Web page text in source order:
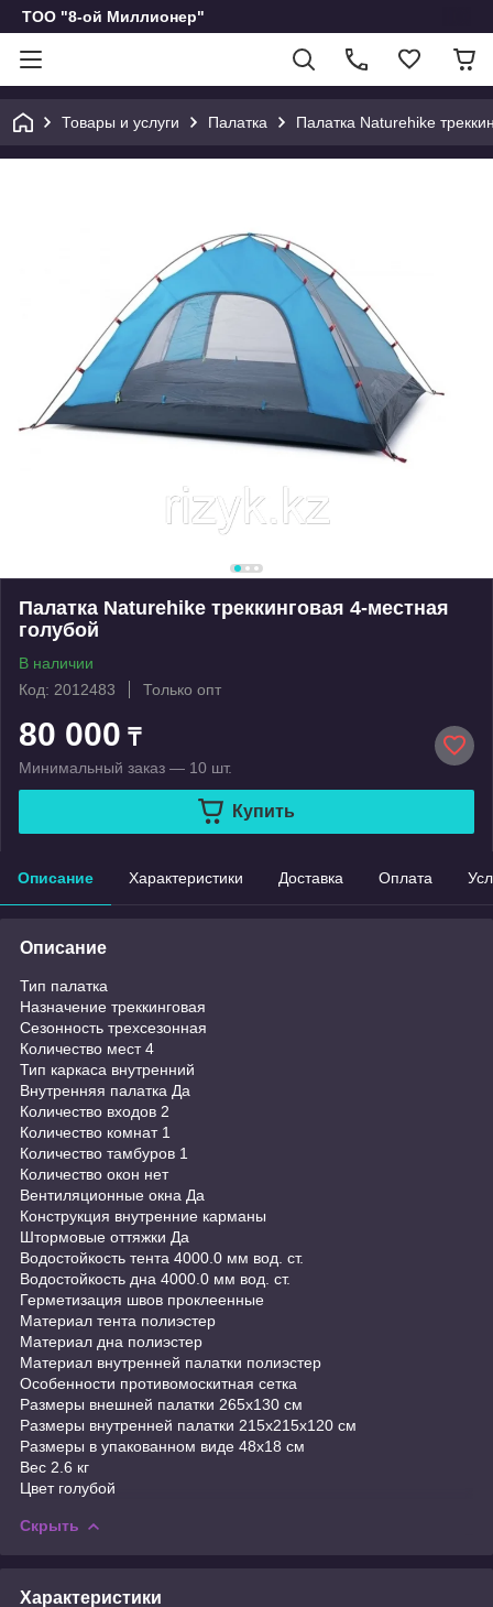
ТОО "8-ой Миллионер"
Товары и услуги Палатка Палатка Naturehike
Палатка Naturehike треккинговая 4-местная
голубой
В наличии
Код: 2012483
Только опт
80 000 ₸
Минимальный заказ — 10 шт.
Купить
Описание Характеристики Доставка Оплата
Описание
Тип палатка
Назначение треккинговая
Сезонность трехсезонная
Количество мест 4
Тип каркаса внутренний
Внутренняя палатка Да
Количество входов 2
Количество комнат 1
Количество тамбуров 1
Количество окон нет
Вентиляционные окна Да
Конструкция внутренние карманы
Штормовые оттяжки Да
Водостойкость тента 4000.0 мм вод. ст.
Водостойкость дна 4000.0 мм вод. ст.
Герметизация швов проклеенные
Материал тента полиэстер
Материал дна полиэстер
Материал внутренней палатки полиэстер
Особенности противомоскитная сетка
Размеры внешней палатки 265x130 cм
Размеры внутренней палатки 215х215х120 см
Размеры в упакованном виде 48х18 см
Вес 2.6 кг
Цвет голубой
Скрыть
Характеристики